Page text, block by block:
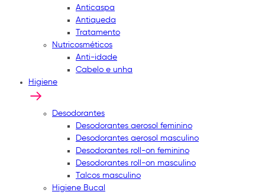
Anticaspa
Antiqueda
Tratamento
Nutricosméticos
Anti-idade
Cabelo e unha
Higiene
Desodorantes
Desodorantes aerosol feminino
Desodorantes aerosol masculino
Desodorantes roll-on feminino
Desodorantes roll-on masculino
Talcos masculino
Higiene Bucal